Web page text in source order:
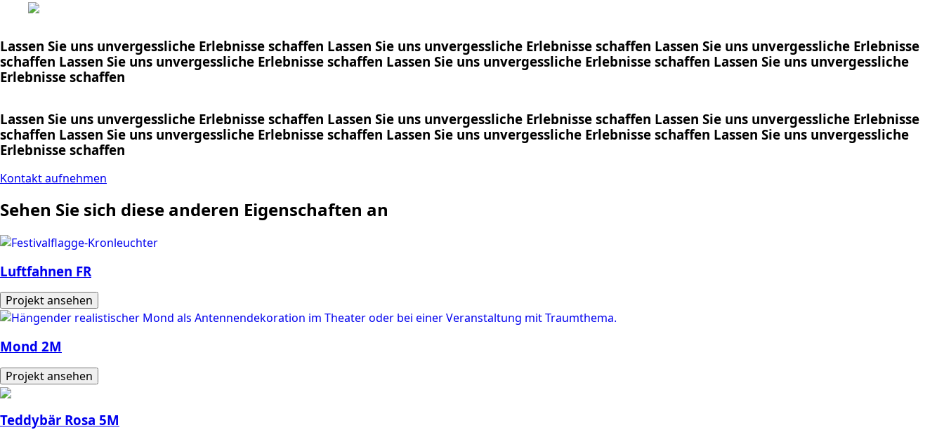
Lassen Sie uns unvergessliche Erlebnisse schaffen Lassen Sie uns unvergessliche Erlebnisse schaffen Lassen Sie uns unvergessliche Erlebnisse
schaffen Lassen Sie uns unvergessliche Erlebnisse schaffen Lassen Sie uns unvergessliche Erlebnisse schaffen Lassen Sie uns unvergessliche
Erlebnisse schaffen
Lassen Sie uns unvergessliche Erlebnisse schaffen Lassen Sie uns unvergessliche Erlebnisse schaffen Lassen Sie uns unvergessliche Erlebnisse
schaffen Lassen Sie uns unvergessliche Erlebnisse schaffen Lassen Sie uns unvergessliche Erlebnisse schaffen Lassen Sie uns unvergessliche
Erlebnisse schaffen
Kontakt aufnehmen
Sehen Sie sich diese anderen Eigenschaften an
Luftfahnen FR
Projekt ansehen
Mond 2M
Projekt ansehen
Teddybär Rosa 5M